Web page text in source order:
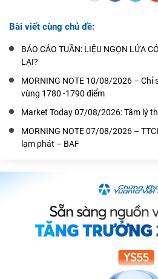
Bài viết cùng chủ đề:
BÁO CÁO TUẦN: LIỆU NGỌN LỬA
LẠI?
MORNING NOTE 10/08/2026 – Chỉ
vùng 1780 -1790 điểm
Market Today 07/08/2026: Tâm lý
MORNING NOTE 07/08/2026 –
lạm phát – BAF